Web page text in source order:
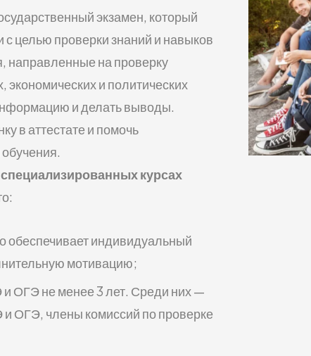
экзамен, который
целью проверки знаний и навыков
направленные на проверку
и политических
и делать выводы.
в аттестате и помочь
курсах
обеспечивает индивидуальный
мотивацию;
и ОГЭ не менее 3 лет. Среди них —
и ОГЭ, члены комиссий по проверке